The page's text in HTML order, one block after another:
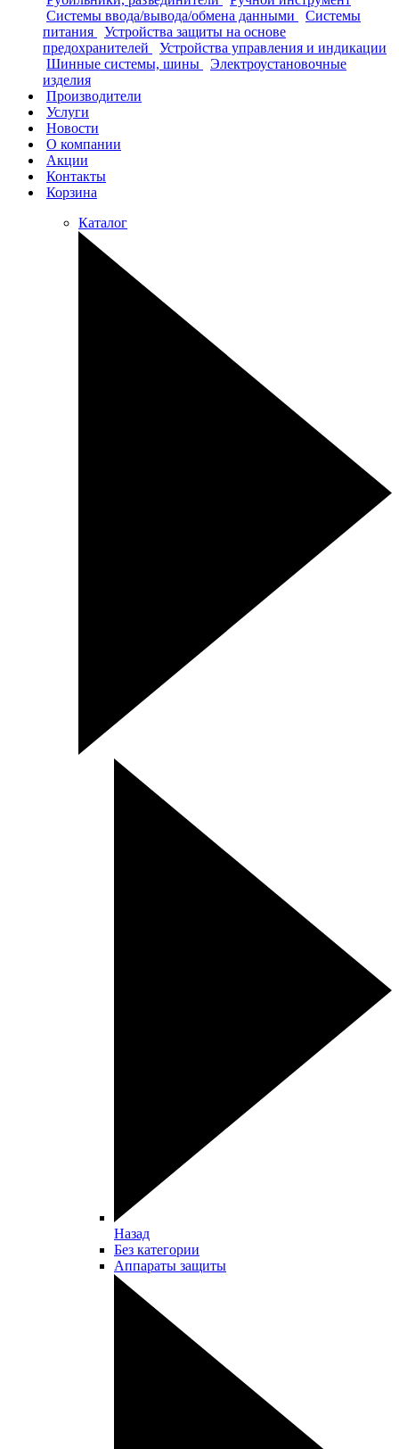
Системы ввода/вывода/обмена данными
Системы
питания
Устройства защиты на основе
предохранителей
Устройства управления и индикации
Шинные системы, шины
Электроустановочные
изделия
Производители
Услуги
Новости
О компании
Акции
Контакты
Корзина
Каталог
Назад
Без категории
Аппараты защиты